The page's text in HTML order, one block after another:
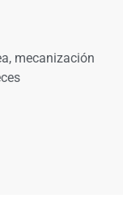
, mecanización